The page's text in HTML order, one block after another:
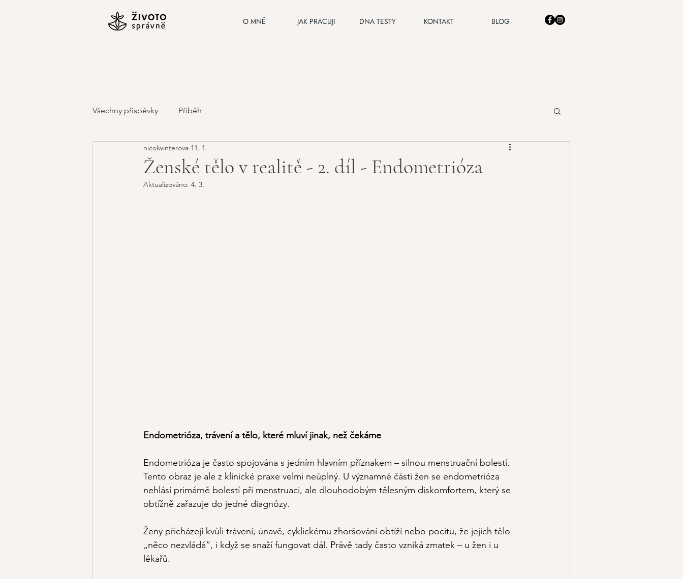
O MNĚ JAK PRACUJI DNA TESTY KONTAKT BLOG
Všechny příspěvky Příběh
Ženské tělo v realitě - 2. díl - Endometrióza
nicolwinterova 11. 1.
Aktualizováno: 4. 3.
Endometrióza, trávení a tělo, které mluví jinak, než čekáme
Endometrióza je často spojována s jedním hlavním příznakem – silnou menstruační bolestí.
Tento obraz je ale z klinické praxe velmi neúplný. U významné části žen se endometrióza
nehlásí primárně bolestí při menstruaci, ale dlouhodobým tělesným diskomfortem, který se
obtížně zařazuje do jedné diagnózy.
Ženy přicházejí kvůli trávení, únavě, cyklickému zhoršování obtíží nebo pocitu, že jejich tělo
„něco nezvládá“, i když se snaží fungovat dál. Právě tady často vzniká zmatek – u žen i u
lékařů.